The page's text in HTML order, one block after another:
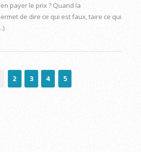
payer le prix ? Quand la
de dire ce qui est faux, taire ce qui
2 3 4 5